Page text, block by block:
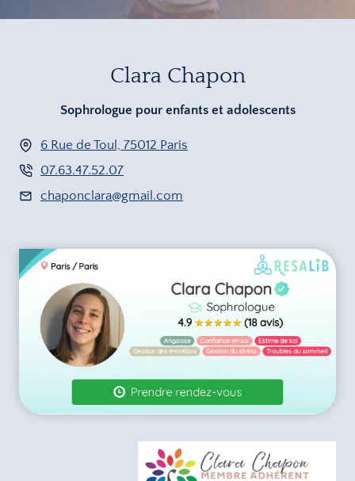
Clara Chapon
Sophrologue pour enfants et adolescents
6 Rue de Toul, 75012 Paris
07.63.47.52.07
chaponclara@gmail.com